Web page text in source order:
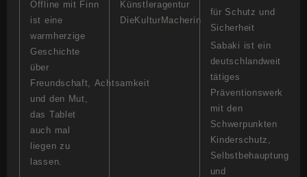
Offline mit Finn
ist eine
warmherzige
Geschichte
über
Freundschaft, Achtsamkeit
und den Mut,
das Tablet
auch mal
liegen zu
lassen.
Künstleragentur
DieKulturMacherin
für Schutz und
Sicherheit
Sabaki ist ein
deutschlandweit
tätiges
Präventionswerk
mit den
Schwerpunkten
Kinderschutz,
Selbstbehauptung
und